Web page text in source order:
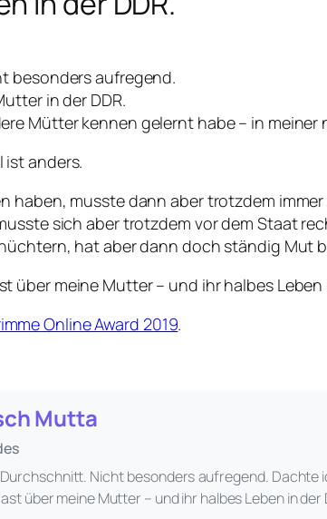
besonders aufregend.
in der DDR.
Mütter kennen gelernt habe – in
ist anders.
haben, musste dann aber trotzdem
sich aber trotzdem vor dem Staat
hat aber dann doch ständig Mut
über meine Mutter – und ihr halbes Leben
Online Award 2019.
Mutta
Nicht besonders aufregend. Dachte
über meine Mutter – und ihr halbes Leben in der